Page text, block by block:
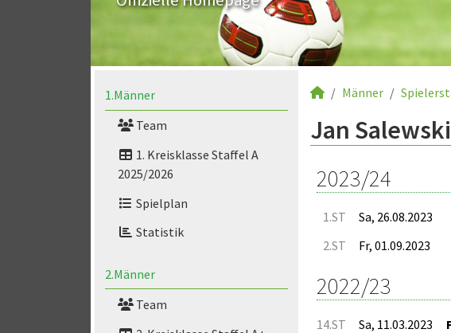
1.Männer
Team
1. Kreisklasse Staffel A
2025/2026
Spielplan
Statistik
2.Männer
Team
Männer
Jan
2023/24
1.ST Sa, 26.08.2023
2.ST
Fr, 01.09.2023
2022/23
14.ST Sa, 11.03.2023